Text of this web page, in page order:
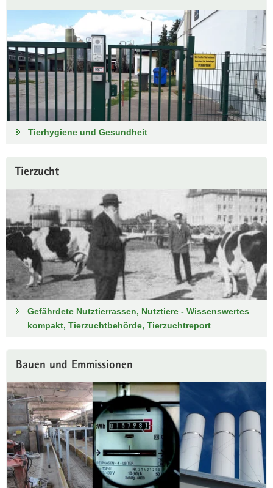
Tierhygiene und Gesundheit
Tierzucht
Gefährdete Nutztierrassen, Nutztiere - Wissenswertes
kompakt, Tierzuchtbehörde, Tierzuchtreport
Bauen und Emmissionen